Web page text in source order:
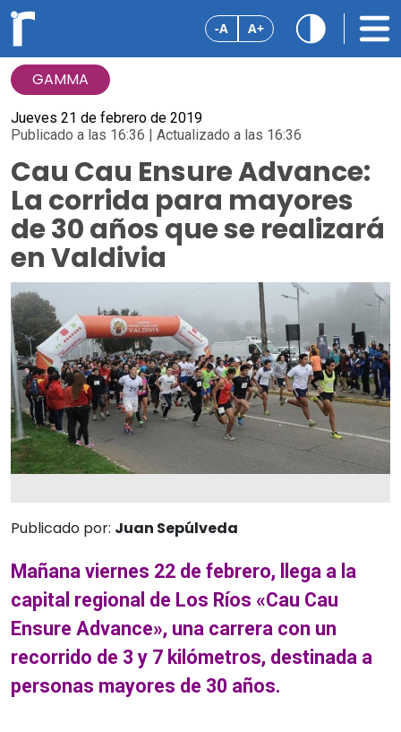
-A A+
GAMMA
Jueves 21 de febrero de 2019
Publicado a las 16:36 | Actualizado a las 16:36
Cau Cau Ensure Advance:
La corrida para mayores
de 30 años que se realizará
en Valdivia
Publicado por: Juan Sepúlveda
Mañana viernes 22 de febrero, llega a la
capital regional de Los Ríos «Cau Cau
Ensure Advance», una carrera con un
recorrido de 3 y 7 kilómetros, destinada a
personas mayores de 30 años.